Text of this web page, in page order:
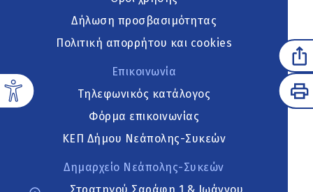
Δήλωση προσβασιμότητας
Πολιτική απορρήτου και cookies
Επικοινωνία
Τηλεφωνικός κατάλογος
Φόρμα επικοινωνίας
ΚΕΠ Δήμου Νεάπολης-Συκεών
Δημαρχείο Νεάπολης-Συκεών